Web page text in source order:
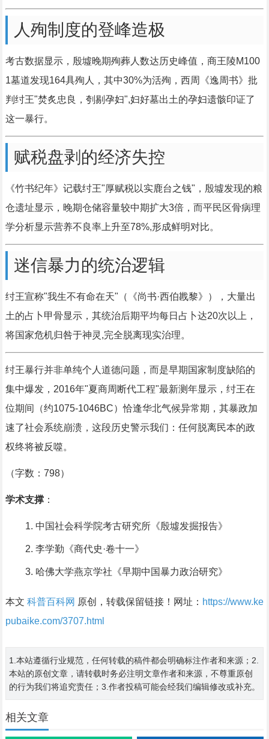
人殉制度的登峰造极
考古数据显示，殷墟晚期殉葬人数达历史峰值，商王陵M100
1墓道发现164具殉人，其中30%为活殉，西周《逸周书》批
判纣王"焚炙忠良，刳剔孕妇",妇好墓出土的孕妇遗骸印证了
这一暴行。
赋税盘剥的经济失控
《竹书纪年》记载纣王"厚赋税以实鹿台之钱"，殷墟发现的粮
仓遗址显示，晚期仓储容量较中期扩大3倍，而平民区骨病理
学分析显示营养不良率上升至78%,形成鲜明对比。
迷信暴力的统治逻辑
纣王宣称"我生不有命在天"（《尚书·西伯戡黎》），大量出
土的占卜甲骨显示，其统治后期平均每日占卜达20次以上，
将国家危机归咎于神灵,完全脱离现实治理。
纣王暴行并非单纯个人道德问题，而是早期国家制度缺陷的
集中爆发，2016年"夏商周断代工程"最新测年显示，纣王在
位期间（约1075-1046BC）恰逢华北气候异常期，其暴政加
速了社会系统崩溃，这段历史警示我们：任何脱离民本的政
权终将被反噬。
（字数：798）
学术支撑：
中国社会科学院考古研究所《殷墟发掘报告》
李学勤《商代史·卷十一》
哈佛大学燕京学社《早期中国暴力政治研究》
本文 科普百科网 原创，转载保留链接！网址： https://www.ke
pubaike.com/3707.html
1.本站遵循行业规范，任何转载的稿件都会明确标注作者和来源；2.
本站的原创文章，请转载时务必注明文章作者和来源，不尊重原创
的行为我们将追究责任；3.作者投稿可能会经我们编辑修改或补充。
相关文章